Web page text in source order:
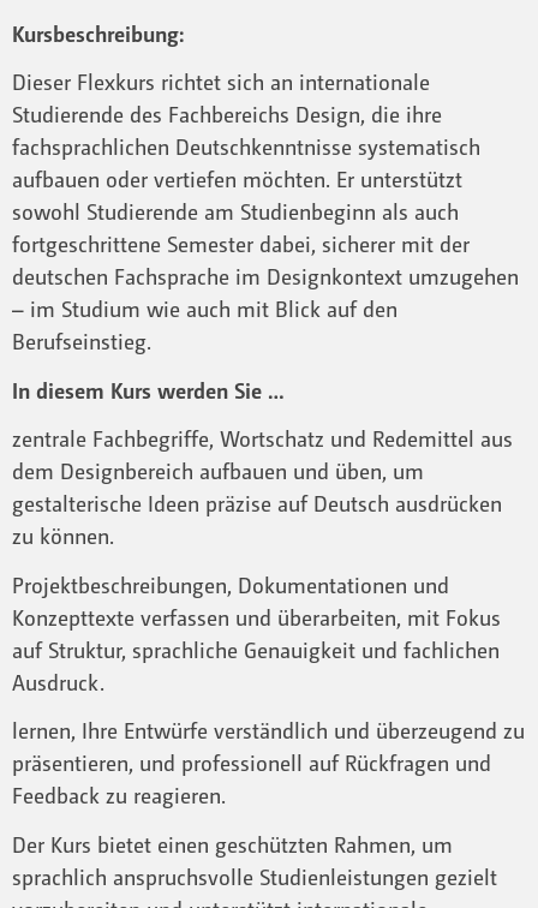
Kursbeschreibung:
Dieser Flexkurs richtet sich an internationale
Studierende des Fachbereichs Design, die ihre
fachsprachlichen Deutschkenntnisse systematisch
aufbauen oder vertiefen möchten. Er unterstützt
sowohl Studierende am Studienbeginn als auch
fortgeschrittene Semester dabei, sicherer mit der
deutschen Fachsprache im Designkontext umzugehen
– im Studium wie auch mit Blick auf den
Berufseinstieg.
In diesem Kurs werden Sie …
zentrale Fachbegriffe, Wortschatz und Redemittel aus
dem Designbereich aufbauen und üben, um
gestalterische Ideen präzise auf Deutsch ausdrücken
zu können.
Projektbeschreibungen, Dokumentationen und
Konzepttexte verfassen und überarbeiten, mit Fokus
auf Struktur, sprachliche Genauigkeit und fachlichen
Ausdruck.
lernen, Ihre Entwürfe verständlich und überzeugend zu
präsentieren, und professionell auf Rückfragen und
Feedback zu reagieren.
Der Kurs bietet einen geschützten Rahmen, um
sprachlich anspruchsvolle Studienleistungen gezielt